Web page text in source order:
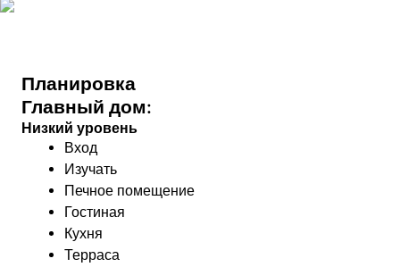
Планировка
Главный дом:
Низкий уровень
Вход
Изучать
Печное помещение
Гостиная
Кухня
Терраса